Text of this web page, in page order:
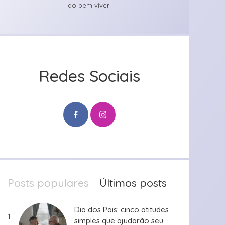
ao bem viver!
Redes Sociais
Posts populares Últimos posts
1
Dia dos Pais: cinco atitudes
simples que ajudarão seu
Dia dos Pais: cinco atitudes
simples que ajudarão seu